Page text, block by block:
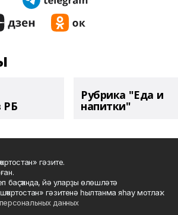
РБ
Рубрика "Еда и
напитки"
гәзите.
баҫҡанда, йә уларҙы өлөшләтә
гәзитенә һылтанма яһау мотлаҡ.
данных